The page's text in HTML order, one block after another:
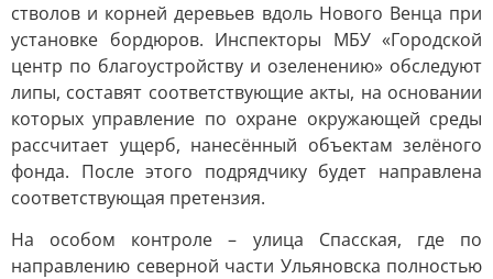
стволов и корней деревьев вдоль Нового Венца при
установке бордюров. Инспекторы МБУ «Городской
центр по благоустройству и озеленению» обследуют
липы, составят соответствующие акты, на основании
которых управление по охране окружающей среды
рассчитает ущерб, нанесённый объектам зелёного
фонда. После этого подрядчику будет направлена
соответствующая претензия.
На особом контроле – улица Спасская, где по
направлению северной части Ульяновска полностью